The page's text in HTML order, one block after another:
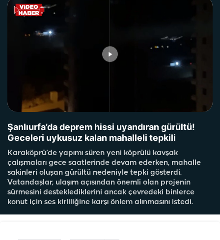
Şanlıurfa’da deprem hissi uyandıran gürültü!
Geceleri uykusuz kalan mahalleli tepkili
Karaköprü’de yapımı süren yeni köprülü kavşak
çalışmaları gece saatlerinde devam ederken, mahalle
sakinleri oluşan gürültü nedeniyle tepki gösterdi.
Vatandaşlar, ulaşım açısından önemli olan projenin
sürmesini desteklediklerini ancak çevredeki binlerce
konut için ses kirliliğine karşı önlem alınmasını istedi.